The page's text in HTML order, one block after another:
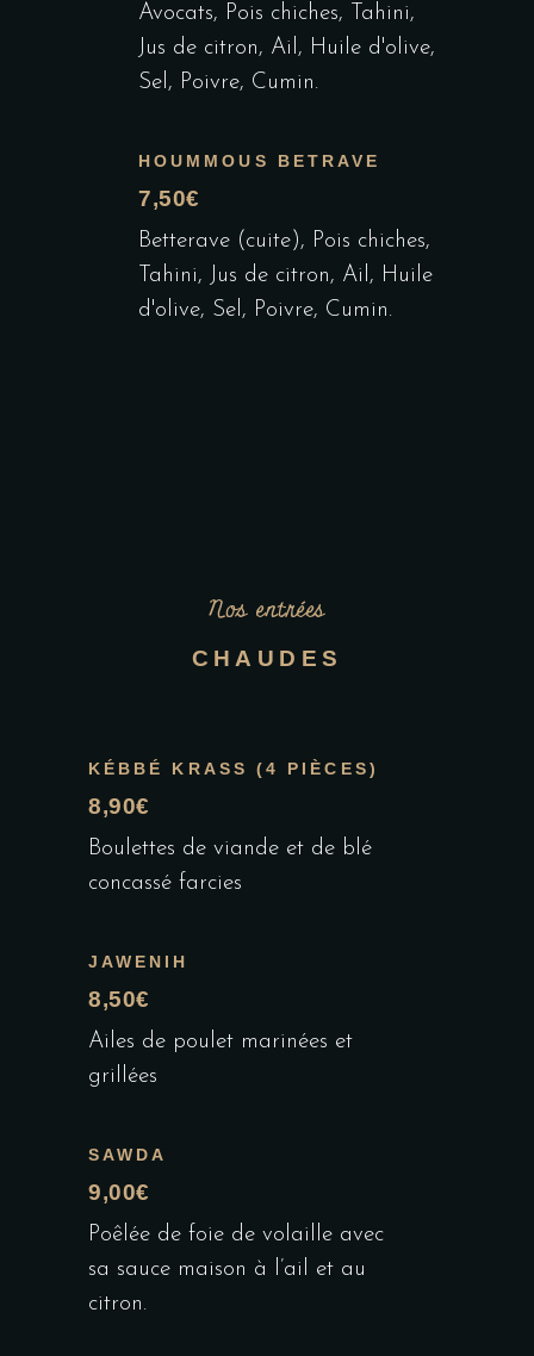
Avocats, Pois chiches, Tahini,
Jus de citron, Ail, Huile d'olive,
Sel, Poivre, Cumin.
HOUMMOUS BETRAVE
7,50€
Betterave (cuite), Pois chiches,
Tahini, Jus de citron, Ail, Huile
d'olive, Sel, Poivre, Cumin.
Nos entrées
CHAUDES
KÉBBÉ KRASS (4 PIÈCES)
8,90€
Boulettes de viande et de blé
concassé farcies
JAWENIH
8,50€
Ailes de poulet marinées et
grillées
SAWDA
9,00€
Poêlée de foie de volaille avec
sa sauce maison à l’ail et au
citron.